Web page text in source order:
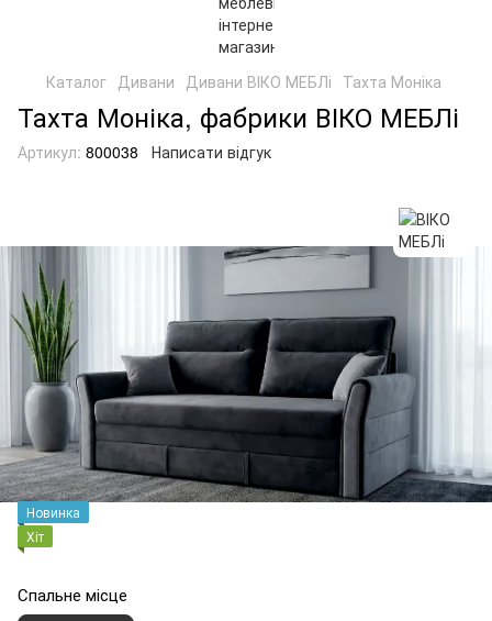
Каталог Дивани Дивани ВІКО МЕБЛі Тахта Моніка
Тахта Моніка, фабрики ВІКО МЕБЛі
Артикул: 800038 Написати відгук
Новинка
Хіт
Спальне місце